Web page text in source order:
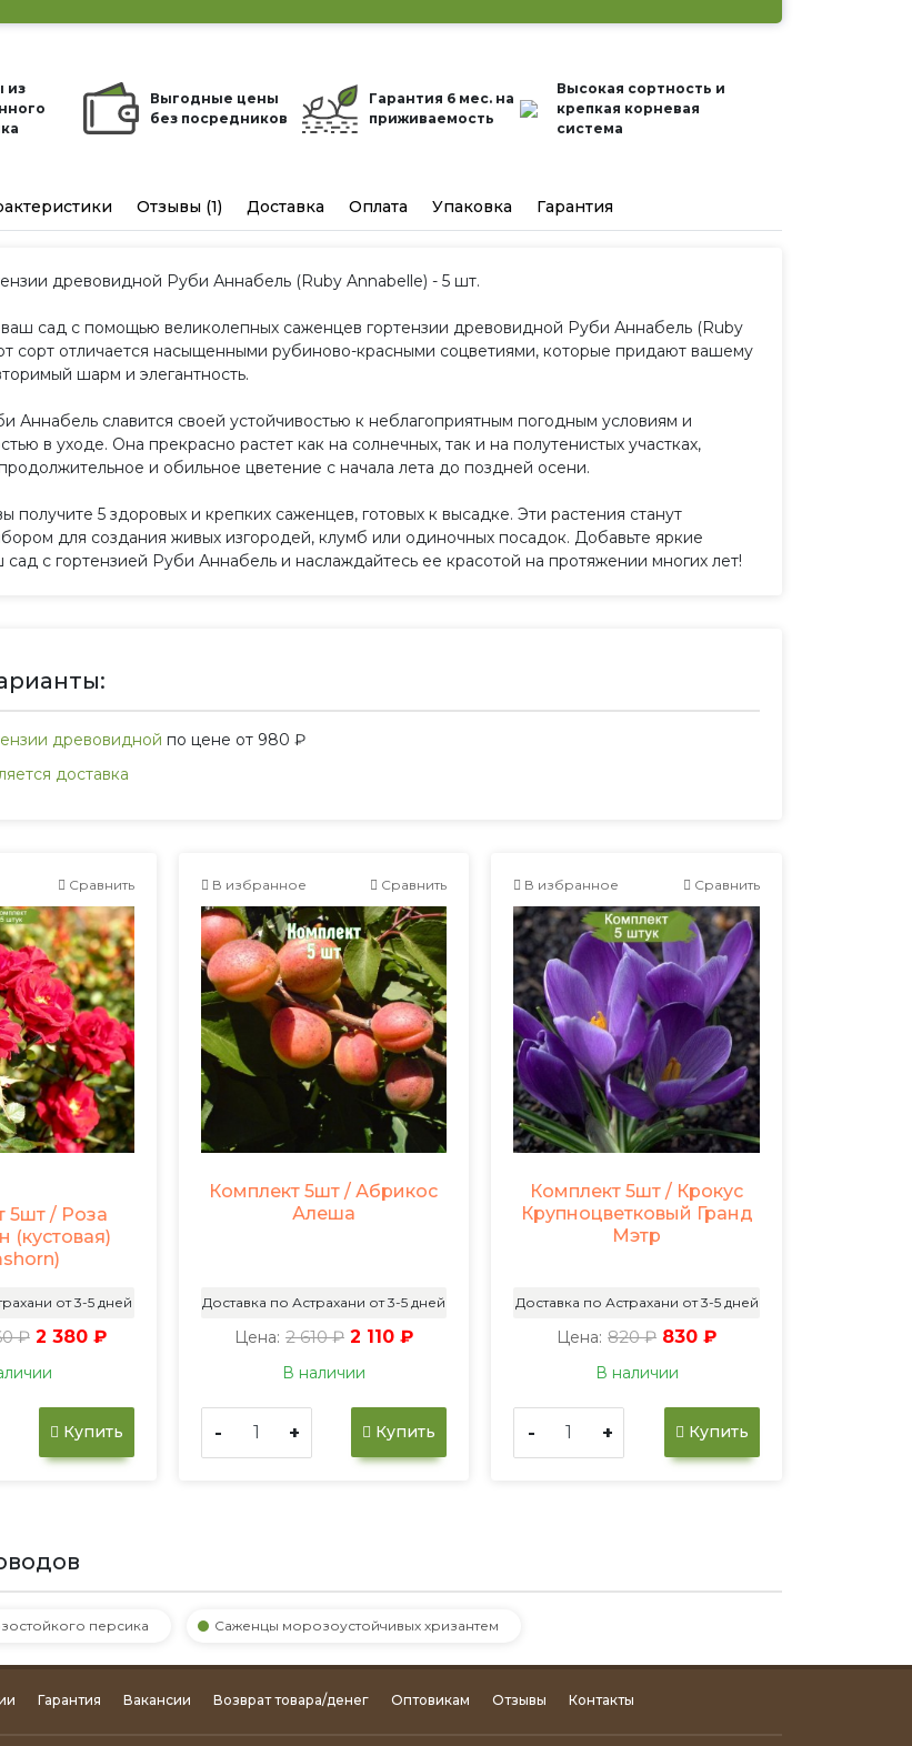
из
Выгодные цены
без посредников
Гарантия 6 мес. на
приживаемость
Высокая сортность и
крепкая корневая
система
Отзывы (1) Доставка Оплата Упаковка Гарантия
древовидной Руби Аннабель (Ruby Annabelle) - 5 шт.
сад с помощью великолепных саженцев гортензии древовидной Руби Аннабель (Ruby
сорт отличается насыщенными рубиново-красными соцветиями, которые придают вашему
шарм и элегантность.
Аннабель славится своей устойчивостью к неблагоприятным погодным условиям и
в уходе. Она прекрасно растет как на солнечных, так и на полутенистых участках,
и обильное цветение с начала лета до поздней осени.
получите 5 здоровых и крепких саженцев, готовых к высадке. Эти растения станут
для создания живых изгородей, клумб или одиночных посадок. Добавьте яркие
сад с гортензией Руби Аннабель и наслаждайтесь ее красотой на протяжении многих лет!
древовидной по цене от 980 ₽
доставка
Сравнить
5шт / Роза
(кустовая)
от 3-5 дней
₽ 2 380 ₽
Купить
В избранное Сравнить
Комплект 5шт / Абрикос
Алеша
Доставка по Астрахани от 3-5 дней
Цена: 2 610 ₽ 2 110 ₽
В наличии
- + Купить
В избранное Сравнить
Комплект 5шт / Крокус
Крупноцветковый Гранд
Мэтр
Доставка по Астрахани от 3-5 дней
Цена: 820 ₽ 830 ₽
В наличии
- + Купить
персика Саженцы морозоустойчивых хризантем
Гарантия Вакансии Возврат товара/денег Оптовикам Отзывы Контакты